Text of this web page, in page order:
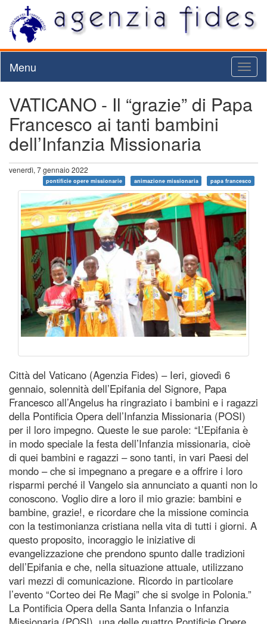
Menu
VATICANO - Il “grazie” di Papa
Francesco ai tanti bambini
dell’Infanzia Missionaria
venerdì, 7 gennaio 2022
pontificie opere missionarie animazione missionaria papa francesco
Città del Vaticano (Agenzia Fides) – Ieri, giovedì 6
gennaio, solennità dell’Epifania del Signore, Papa
Francesco all’Angelus ha ringraziato i bambini e i ragazzi
della Pontificia Opera dell’Infanzia Missionaria (POSI)
per il loro impegno. Queste le sue parole: “L’Epifania è
in modo speciale la festa dell’Infanzia missionaria, cioè
di quei bambini e ragazzi – sono tanti, in vari Paesi del
mondo – che si impegnano a pregare e a offrire i loro
risparmi perché il Vangelo sia annunciato a quanti non lo
conoscono. Voglio dire a loro il mio grazie: bambini e
bambine, grazie!, e ricordare che la missione comincia
con la testimonianza cristiana nella vita di tutti i giorni. A
questo proposito, incoraggio le iniziative di
evangelizzazione che prendono spunto dalle tradizioni
dell’Epifania e che, nella situazione attuale, utilizzano
vari mezzi di comunicazione. Ricordo in particolare
l’evento “Corteo dei Re Magi” che si svolge in Polonia.”
La Pontificia Opera della Santa Infanzia o Infanzia